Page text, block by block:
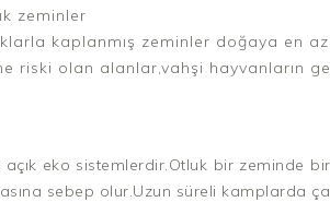
zeminler
kaplanmış zeminler doğaya en
riski olan alanlar,vahşi hayvanların
açık eko sistemlerdir.Otluk bir zeminde
sebep olur.Uzun süreli kamplarda